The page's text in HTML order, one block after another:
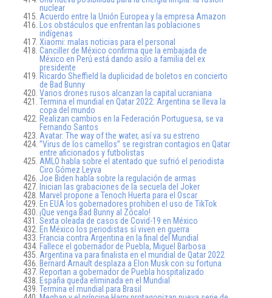
nuclear
Acuerdo entre la Unión Europea y la empresa Amazon
Los obstáculos que enfrentan las poblaciones
indígenas
Xiaomi: malas noticias para el personal
Canciller de México confirma que la embajada de
México en Perú está dando asilo a familia del ex
presidente
Ricardo Sheffield la duplicidad de boletos en concierto
de Bad Bunny
Varios drones rusos alcanzan la capital ucraniana
Termina el mundial en Qatar 2022: Argentina se lleva la
copa del mundo
Realizan cambios en la Federación Portuguesa, se va
Fernando Santos
Avatar: The way of the water, así va su estreno
”Virus de los camellos” se registran contagios en Qatar
entre aficionados y futbolistas
AMLO habla sobre el atentado que sufrió el periodista
Ciro Gómez Leyva
Joe Biden habla sobre la regulación de armas
Inician las grabaciones de la secuela del Joker
Marvel propone a Tenoch Huerta para el Oscar
En EUA los gobernadores prohiben el uso de TikTok
¡Que venga Bad Bunny al Zócalo!
Sexta oleada de casos de Covid-19 en México
En México los periodistas sí viven en guerra
Francia contra Argentina en la final del Mundial
Fallece el gobernador de Puebla, Miguel Barbosa
Argentina va para finalista en el mundial de Qatar 2022
Bernard Arnault desplaza a Elon Musk con su fortuna
Reportan a gobernador de Puebla hospitalizado
España queda eliminada en el Mundial
Termina el mundial para Brasil